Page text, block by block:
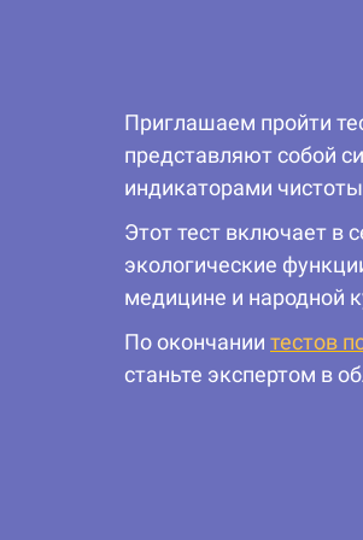
Приглашаем пройти
представляют собой
индикаторами
Этот тест включает
экологические
медицине и народной
По окончании тестов
станьте экспертом в